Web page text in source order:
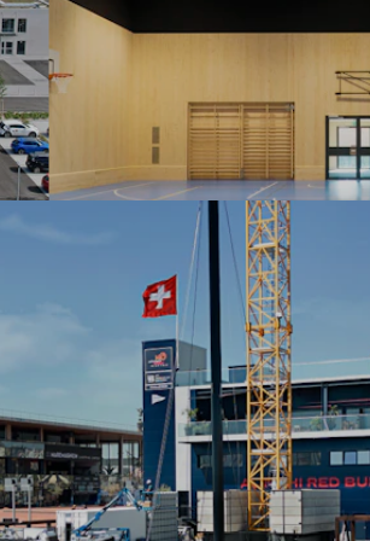
CONSTRUCTION D'UN